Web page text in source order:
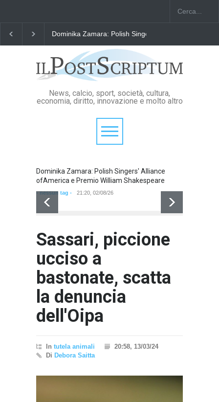
Dominika Zamara: Polish Singers' Alliance ofAmerica
News, calcio, sport, società, cultura,
economia, diritto, innovazione e molto altro
Dominika Zamara: Polish Singers' Alliance
ofAmerica e Premio William Shakespeare
- nessun tag - 21:20, 02/08/26
Sassari, piccione
ucciso a
bastonate, scatta
la denuncia
dell'Oipa
In tutela animali
20:58, 13/03/24
Di Debora Saitta